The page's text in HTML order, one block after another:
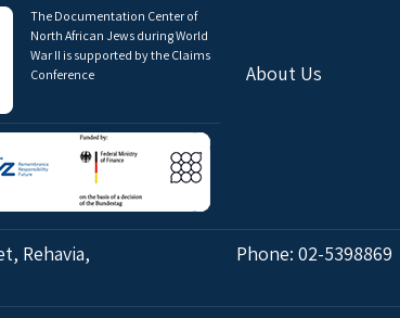
The Documentation Center of
North African Jews during World
War II is supported by the Claims
Conference
About Us
Rehavia,
Phone: 02-5398869